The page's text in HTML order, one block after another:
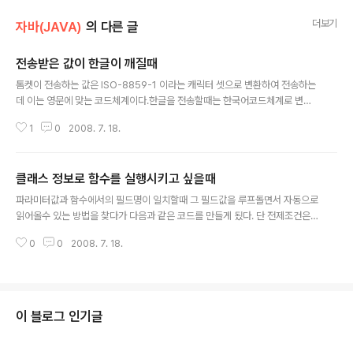
자바(JAVA) 의 다른 글 더보기
전송받은 값이 한글이 깨질때
톰켓이 전송하는 값은 ISO-8859-1 이라는 캐릭터 셋으로 변환하여 전송하는
데 이는 영문에 맞는 코드체계이다.한글을 전송할때는 한국어코드체계로 변환
angulvalue"); hangulValue = new String(hangulValue.getBytes("88
1 0 2008. 7. 18.
클래스 정보로 함수를 실행시키고 싶을때
파라미터값과 함수에서의 필드명이 일치할때 그 필드값을 루프돌면서 자동으로
읽어올수 있는 방법을 찾다가 다음과 같은 코드를 만들게 됬다. 단 전제조건은
필드값을 리스트로 넘긴다 private List allFileds(Class claz){ List fields
ct.class)) return fie..
0 0 2008. 7. 18.
이 블로그 인기글